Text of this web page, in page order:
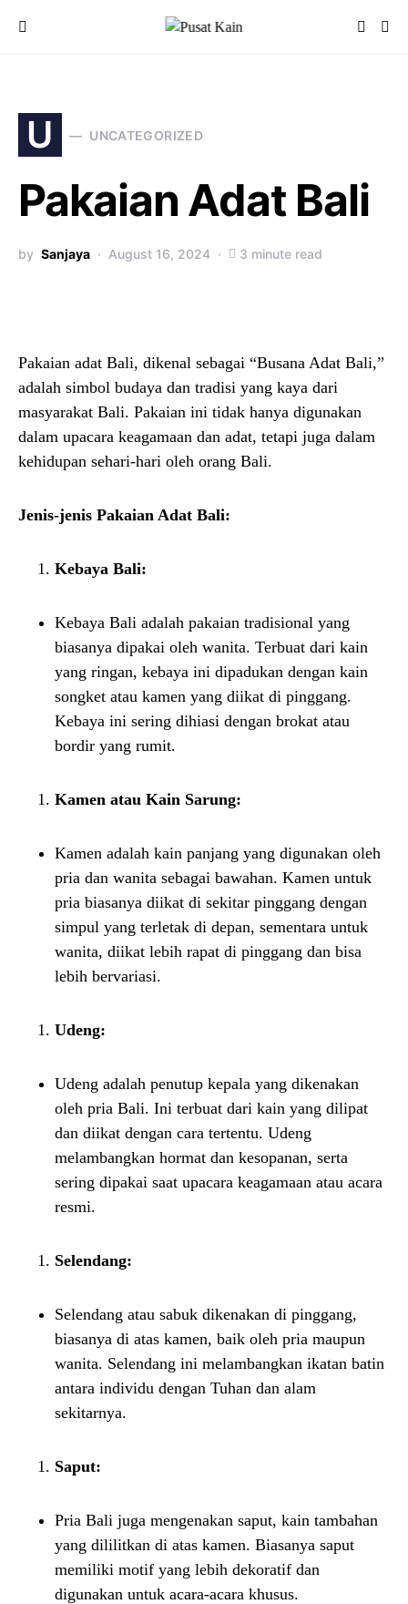
U UNCATEGORIZED
Pakaian Adat Bali
by Sanjaya August 16, 2024 3 minute read
Pakaian adat Bali, dikenal sebagai “Busana Adat Bali,”
adalah simbol budaya dan tradisi yang kaya dari
masyarakat Bali. Pakaian ini tidak hanya digunakan
dalam upacara keagamaan dan adat, tetapi juga dalam
kehidupan sehari-hari oleh orang Bali.
Jenis-jenis Pakaian Adat Bali:
Kebaya Bali:
Kebaya Bali adalah pakaian tradisional yang
biasanya dipakai oleh wanita. Terbuat dari kain
yang ringan, kebaya ini dipadukan dengan kain
songket atau kamen yang diikat di pinggang.
Kebaya ini sering dihiasi dengan brokat atau
bordir yang rumit.
Kamen atau Kain Sarung:
Kamen adalah kain panjang yang digunakan oleh
pria dan wanita sebagai bawahan. Kamen untuk
pria biasanya diikat di sekitar pinggang dengan
simpul yang terletak di depan, sementara untuk
wanita, diikat lebih rapat di pinggang dan bisa
lebih bervariasi.
Udeng:
Udeng adalah penutup kepala yang dikenakan
oleh pria Bali. Ini terbuat dari kain yang dilipat
dan diikat dengan cara tertentu. Udeng
melambangkan hormat dan kesopanan, serta
sering dipakai saat upacara keagamaan atau acara
resmi.
Selendang:
Selendang atau sabuk dikenakan di pinggang,
biasanya di atas kamen, baik oleh pria maupun
wanita. Selendang ini melambangkan ikatan batin
antara individu dengan Tuhan dan alam
sekitarnya.
Saput:
Pria Bali juga mengenakan saput, kain tambahan
yang dililitkan di atas kamen. Biasanya saput
memiliki motif yang lebih dekoratif dan
digunakan untuk acara-acara khusus.